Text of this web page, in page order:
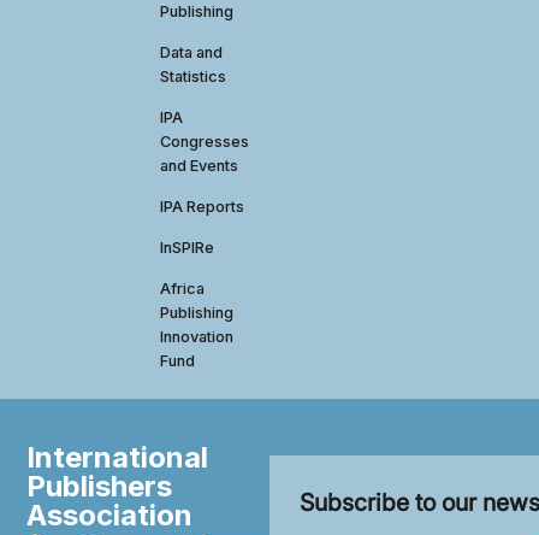
Publishing
Data and
Statistics
IPA
Congresses
and Events
IPA Reports
InSPIRe
Africa
Publishing
Innovation
Fund
International
Publishers
Association
Subscribe to our